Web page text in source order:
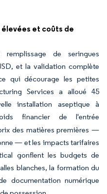
et coûts de
de seringues
et la validation complète
qui décourage les petites
Services a alloué 45
installation aseptique à
financier de l'entrée
des matières premières —
— et les impacts tarifaires
gonflent les budgets de
blanches, la formation du
documentation numérique